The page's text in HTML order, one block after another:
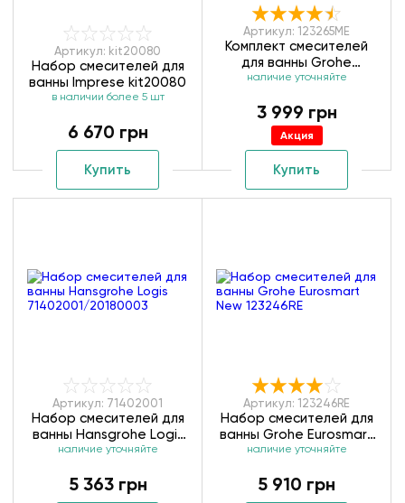
Артикул: kit20080
Набор смесителей для
ванны Imprese kit20080
в наличии более 5 шт
6 670 грн
Купить
Артикул: 123265ME
Комплект смесителей
для ванны Grohe
Eurosmart M-size
наличие уточняйте
3 999 грн
Акция
Купить
Артикул: 71402001
Набор смесителей для
ванны Hansgrohe Logis
71402001/20180003
наличие уточняйте
5 363 грн
Артикул: 123246RE
Набор смесителей для
ванны Grohe Eurosmart
New 123246RE
наличие уточняйте
5 910 грн